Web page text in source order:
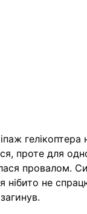
гелікоптера
проте для
провалом.
нібито не